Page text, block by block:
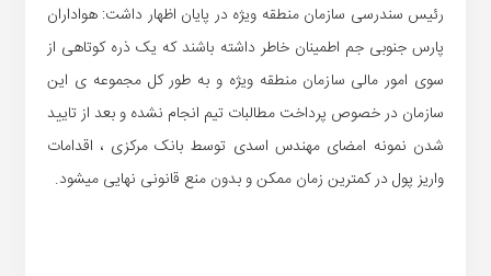
رئیس سندرسی سازمان منطقه ویژه در پایان اظهار داشت: هواداران
پارس جنوبی جم اطمینان خاطر داشته باشند که یک ذره کوتاهی از
سوی امور مالی سازمان منطقه ویژه و به طور کل مجموعه ی این
سازمان در خصوص پرداخت مطالبات تیم انجام نشده و بعد از تایید
شدن نمونه امضای مهندس اسدی توسط بانک مرکزی ، اقدامات
واریز پول در کمترین زمان ممکن و بدون منع قانونی نهایی میشود.